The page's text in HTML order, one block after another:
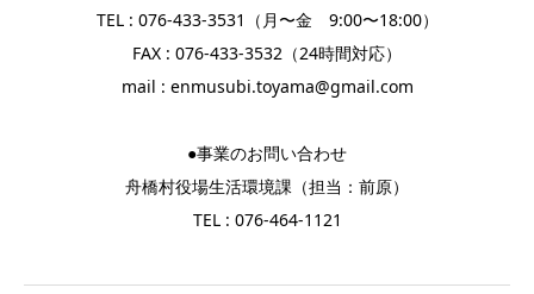
TEL : 076-433-3531（月〜金 9:00〜18:00）
FAX : 076-433-3532（24時間対応）
mail : enmusubi.toyama@gmail.com
●事業のお問い合わせ
舟橋村役場生活環境課（担当：前原）
TEL : 076-464-1121